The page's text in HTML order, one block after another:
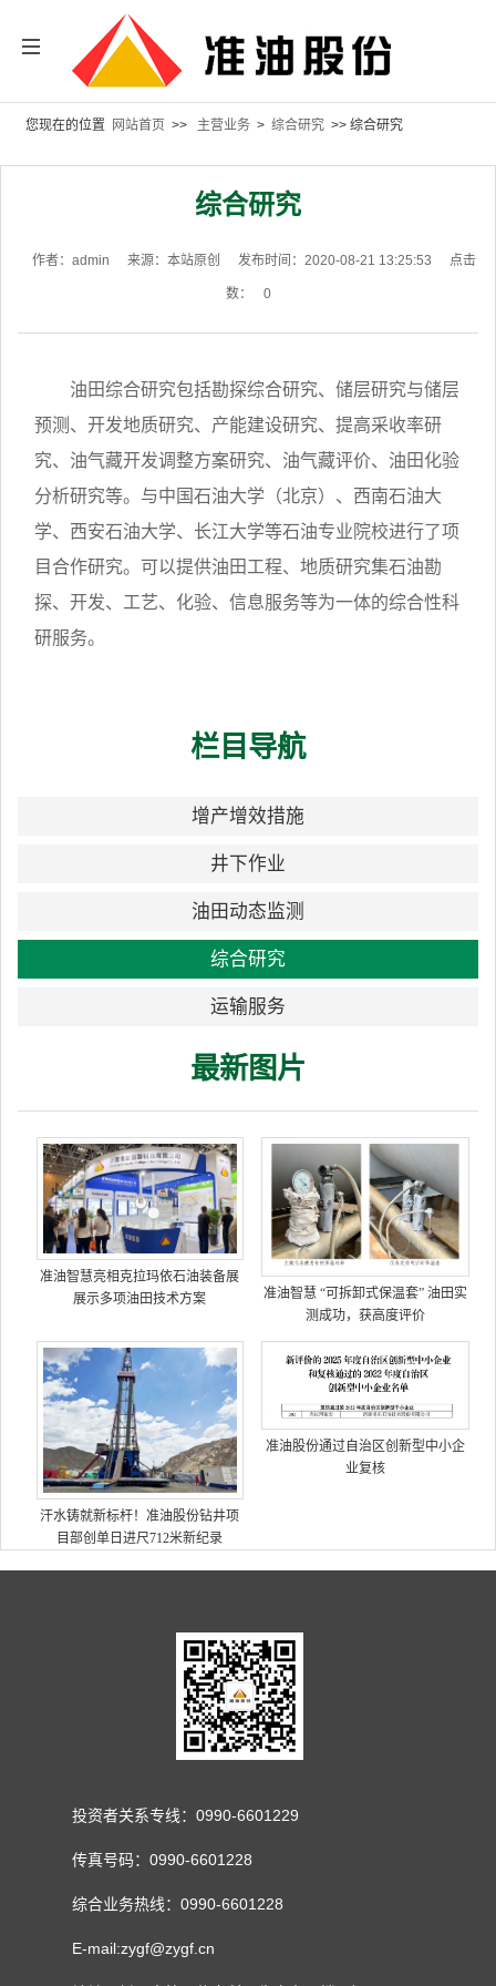
您现在的位置 网站首页 >> 主营业务 > 综合研究 >> 综合研究
综合研究
作者：admin 来源：本站原创 发布时间：2020-08-21 13:25:53 点击
数： 0
油田综合研究包括勘探综合研究、储层研究与储层
预测、开发地质研究、产能建设研究、提高采收率研
究、油气藏开发调整方案研究、油气藏评价、油田化验
分析研究等。与中国石油大学（北京）、西南石油大
学、西安石油大学、长江大学等石油专业院校进行了项
目合作研究。可以提供油田工程、地质研究集石油勘
探、开发、工艺、化验、信息服务等为一体的综合性科
研服务。
栏目导航
增产增效措施
井下作业
油田动态监测
综合研究
运输服务
最新图片
准油智慧亮相克拉玛依石油装备展
展示多项油田技术方案
准油智慧 “可拆卸式保温套” 油田实
测成功，获高度评价
汗水铸就新标杆！准油股份钻井项
目部创单日进尺712米新纪录
准油股份通过自治区创新型中小企
业复核
投资者关系专线：0990-6601229
传真号码：0990-6601228
综合业务热线：0990-6601228
E-mail:zygf@zygf.cn